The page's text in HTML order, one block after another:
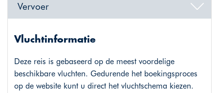
Vervoer
Vluchtinformatie
Deze reis is gebaseerd op de meest voordelige
beschikbare vluchten. Gedurende het boekingsproces
op de website kunt u direct het vluchtschema kiezen.